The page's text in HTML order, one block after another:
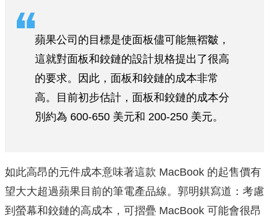
蘋果公司的目標是使面板儘可能無褶皺，
這就對面板和鉸鏈的設計規格提出了很高
的要求。因此，面板和鉸鏈的成本非常
高。目前初步估計，面板和鉸鏈的成本分
別約為 600-650 美元和 200-250 美元。
如此高昂的元件成本意味著這款 MacBook 的起售價有
望大大超過蘋果目前的筆電產品線。郭明錤寫道：考慮
到螢幕和鉸鏈的高成本，可摺疊 MacBook 可能會很昂